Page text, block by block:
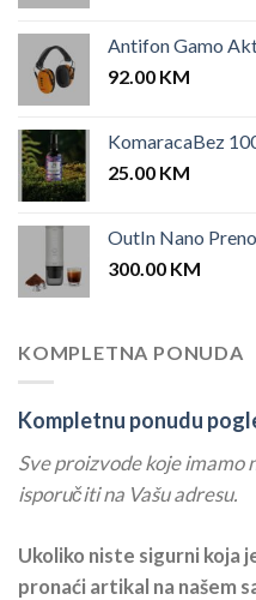
Antifon Gamo
92.00 KM
KomaracaBez
25.00 KM
OutIn Nano
300.00 KM
KOMPLETNA PONUDA
Kompletnu ponudu
Sve proizvode koje imamo
isporučiti na Vašu adresu.
Ukoliko niste sigurni koja
pronaći artikal na našem